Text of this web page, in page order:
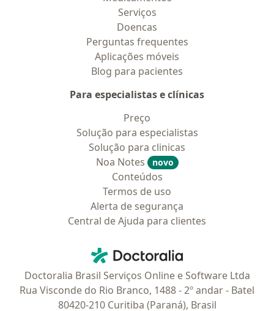
Serviços
Doencas
Perguntas frequentes
Aplicações móveis
Blog para pacientes
Para especialistas e clínicas
Preço
Solução para especialistas
Solução para clinicas
Noa Notes
novo
Conteúdos
Termos de uso
Alerta de segurança
Central de Ajuda para clientes
Doctoralia - Homepage
Doctoralia Brasil Serviços Online e Software Ltda
Rua Visconde do Rio Branco, 1488 - 2º andar - Batel
80420-210 Curitiba (Paraná), Brasil